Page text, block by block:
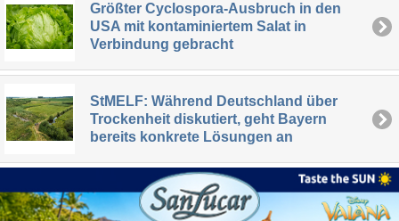
Größter Cyclospora-Ausbruch in den
USA mit kontaminiertem Salat in
Verbindung gebracht
StMELF: Während Deutschland über
Trockenheit diskutiert, geht Bayern
bereits konkrete Lösungen an